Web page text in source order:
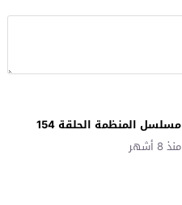
مسلسل المنظمة الحلقة 154
منذ 8 أشهر